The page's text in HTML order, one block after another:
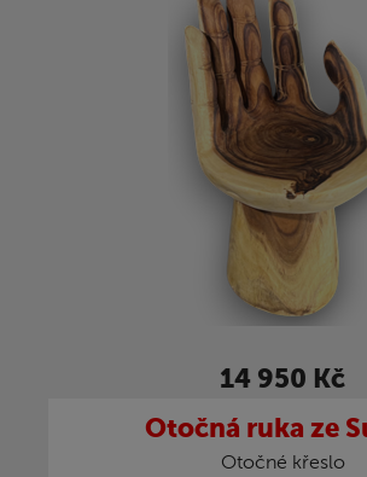
14 950 Kč
Otočná ruka ze
Otočné křeslo